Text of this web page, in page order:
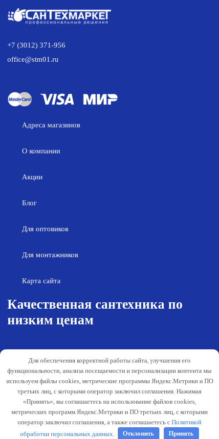
+7 (3012) 371-956
office@stm01.ru
Адреса магазинов
О компании
Акции
Блог
Для оптовиков
Для монтажников
Карта сайта
Качественная сантехника по
низким ценам
Гарантия и обслуживание
Публичная оферта
данных
Способы оплаты
Согласование деятельности
Для обеспечения корректной работы сайта, улучшения его
функциональности, анализа посещаемости и персонализации контента мы
используем файлы cookies, метрические программы Яндекс.Метрики и ПО
третьих лиц, с которыми оператор заключил соглашения. Нажимая
«Принять», вы соглашаетесь на использование файлов cookies,
метрических программ Яндекс.Метрики и ПО третьих лиц, с которыми
оператор заключил соглашения, а также соглашаетесь с Политикой
обработки персональных данных.
Отклонить Принять